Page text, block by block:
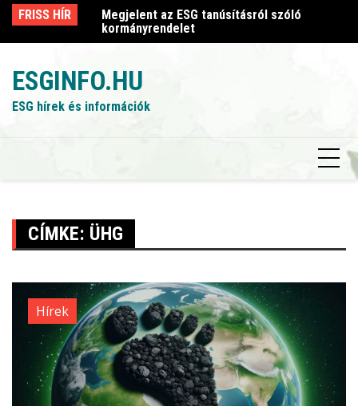
Skip
content
FRISS HÍR
szóló
Megjelent az ESG tanúsításról szóló
kormányrendelet
ESGINFO.HU
ESG hírek és információk
CÍMKE: ÜHG
Hírek